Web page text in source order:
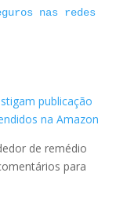
nas redes
publicação
na Amazon
de remédio
para